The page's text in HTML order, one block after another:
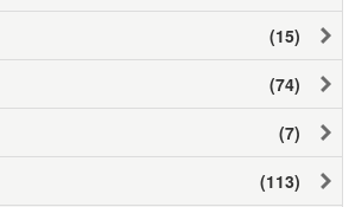
(15)
(74)
(7)
(113)